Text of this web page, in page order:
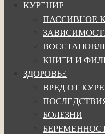
КУРЕНИЕ
ПАССИВНОЕ
КНИГИ И
ЗДОРОВЬЕ
ВРЕД ОТ
БОЛЕЗНИ